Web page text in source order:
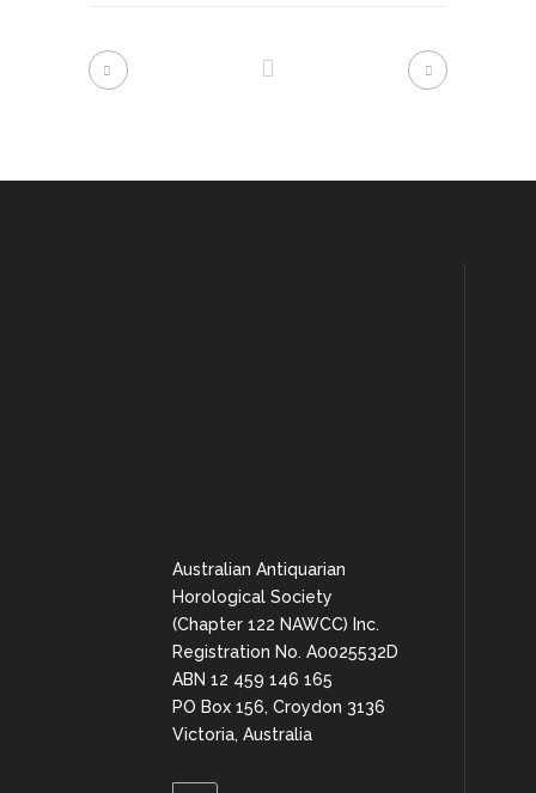
Australian Antiquarian
Horological Society
(Chapter 122 NAWCC) Inc.
Registration No. A0025532D
ABN 12 459 146 165
PO Box 156, Croydon 3136
Victoria, Australia